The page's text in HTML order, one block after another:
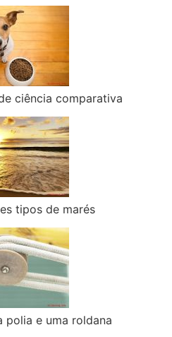
ciência comparativa
tipos de marés
polia e uma roldana